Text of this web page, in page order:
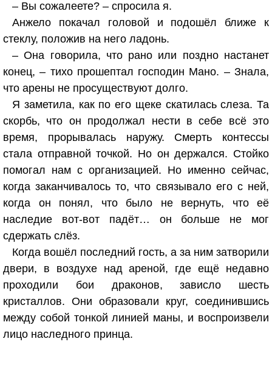
– Вы сожалеете? – спросила я.
Анжело покачал головой и подошёл ближе к
стеклу, положив на него ладонь.
– Она говорила, что рано или поздно настанет
конец, – тихо прошептал господин Мано. – Знала,
что арены не просуществуют долго.
Я заметила, как по его щеке скатилась слеза. Та
скорбь, что он продолжал нести в себе всё это
время, прорывалась наружу. Смерть контессы
стала отправной точкой. Но он держался. Стойко
помогал нам с организацией. Но именно сейчас,
когда заканчивалось то, что связывало его с ней,
когда он понял, что было не вернуть, что её
наследие вот-вот падёт… он больше не мог
сдержать слёз.
Когда вошёл последний гость, а за ним затворили
двери, в воздухе над ареной, где ещё недавно
проходили бои драконов, зависло шесть
кристаллов. Они образовали круг, соединившись
между собой тонкой линией маны, и воспроизвели
лицо наследного принца.